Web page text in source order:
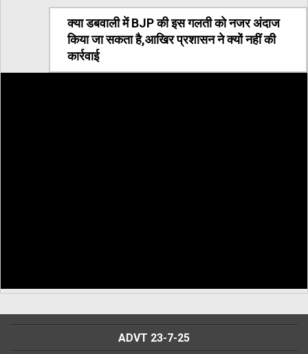
क्या डबवाली में BJP की इस गलती को नजर अंदाज
किया जा सकता है,आखिर प्रशासन ने क्यों नहीं की
कार्रवाई
ADVT 23-7-25